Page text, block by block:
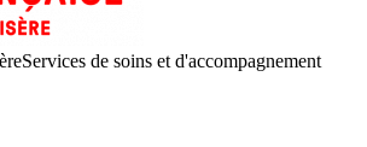
Services de soins et d'accompagnement